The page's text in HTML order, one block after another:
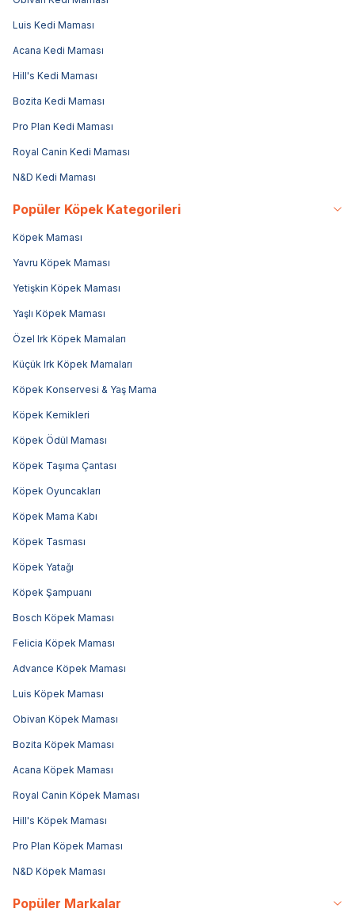
Luis Kedi Maması
Acana Kedi Maması
Hill's Kedi Maması
Bozita Kedi Maması
Pro Plan Kedi Maması
Royal Canin Kedi Maması
N&D Kedi Maması
Popüler Köpek Kategorileri
Köpek Maması
Yavru Köpek Maması
Yetişkin Köpek Maması
Yaşlı Köpek Maması
Özel Irk Köpek Mamaları
Küçük Irk Köpek Mamaları
Köpek Konservesi & Yaş Mama
Köpek Kemikleri
Köpek Ödül Maması
Köpek Taşıma Çantası
Köpek Oyuncakları
Köpek Mama Kabı
Köpek Tasması
Köpek Yatağı
Köpek Şampuanı
Bosch Köpek Maması
Felicia Köpek Maması
Advance Köpek Maması
Luis Köpek Maması
Obivan Köpek Maması
Bozita Köpek Maması
Acana Köpek Maması
Royal Canin Köpek Maması
Hill's Köpek Maması
Pro Plan Köpek Maması
N&D Köpek Maması
Popüler Markalar